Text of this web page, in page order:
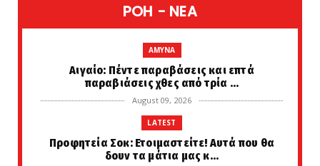
POH - NEA
AMYNA
Αιγαίο: Πέντε παραβάσεις και επτά
παραβιάσεις χθες από τρία ...
August 09, 2026
LATEST
Προφητεία Σοκ: Ετοιμαστείτε! Αυτά που θα
δουν τα μάτια μας κ...